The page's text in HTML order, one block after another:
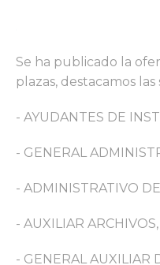
Se ha publicado la
plazas, destacamos
- AYUDANTES DE
- GENERAL
- ADMINISTRATIVO
- AUXILIAR
- GENERAL AUXILIAR